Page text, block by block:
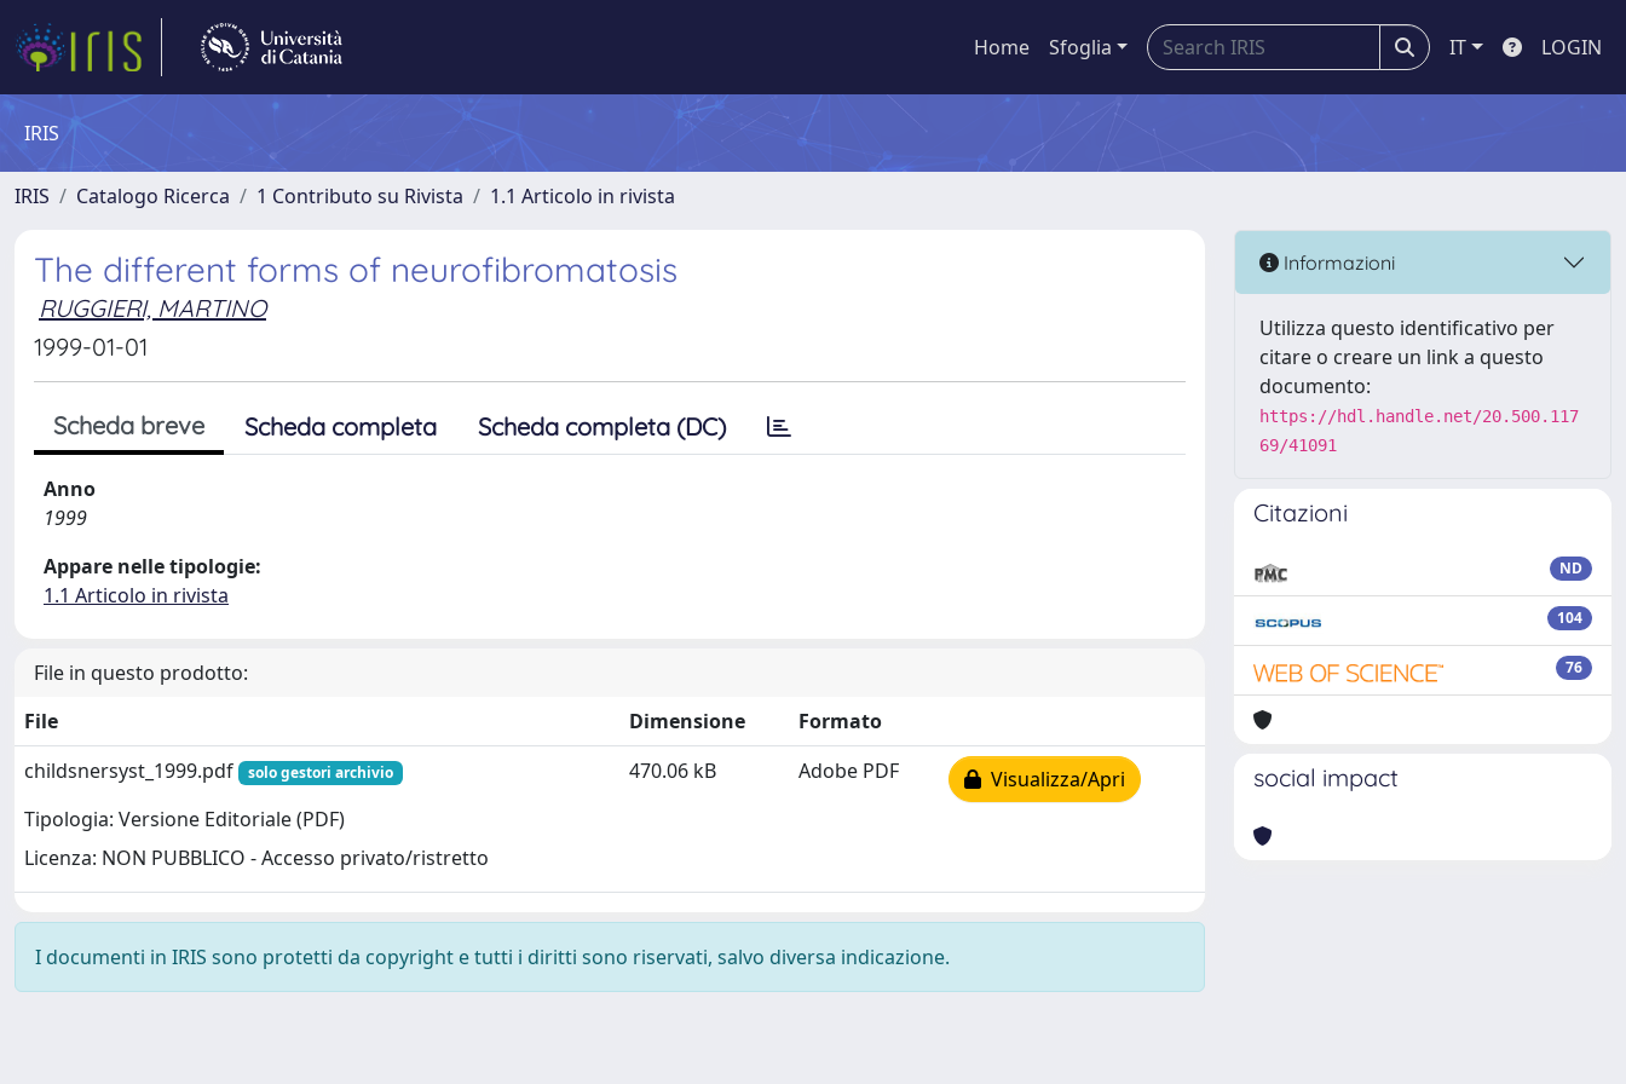
Home Sfoglia IT LOGIN
IRIS
IRIS Catalogo Ricerca 1 Contributo su Rivista 1.1 Articolo in rivista
The different forms of neurofibromatosis
RUGGIERI, MARTINO
1999-01-01
Scheda breve Scheda completa Scheda completa (DC)
Anno
1999
Appare nelle tipologie:
1.1 Articolo in rivista
File in questo prodotto:
File
Dimensione
Formato
childsnersyst_1999.pdf
solo gestori archivio
Tipologia: Versione Editoriale (PDF)
Licenza: NON PUBBLICO - Accesso privato/ristretto
470.06 kB Adobe PDF Visualizza/Apri
I documenti in IRIS sono protetti da copyright e tutti i diritti sono riservati, salvo diversa indicazione.
Informazioni
Utilizza questo identificativo per
citare o creare un link a questo
documento:
https://hdl.handle.net/20.500.117
69/41091
Citazioni
ND
104
76
social impact